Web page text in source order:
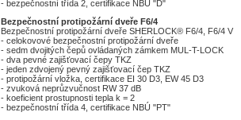
- bezpečnostní třída 2, certifikace NBÚ "D"
Bezpečnostní protipožární dveře F6/4
Bezpečnostní protipožární dveře SHERLOCK® F6/4, F6/4 V
- celokovové bezpečnostní protipožární dveře
- sedm dvojitých čepů ovládaných zámkem MUL-T-LOCK
- dva pevné zajišťovací čepy TKZ
- jeden zdvojený pevný zajišťovací čep TKZ
- protipožární vložka, certifikace EI 30 D3, EW 45 D3
- zvuková neprůzvučnost RW 37 dB
- koeficient prostupnosti tepla k = 2
- bezpečnostní třída 4, certifikace NBÚ "PT"